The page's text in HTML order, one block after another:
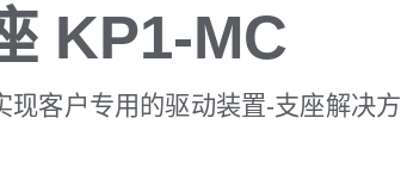
KP1-MC
客户专用的驱动装置-支座解决方